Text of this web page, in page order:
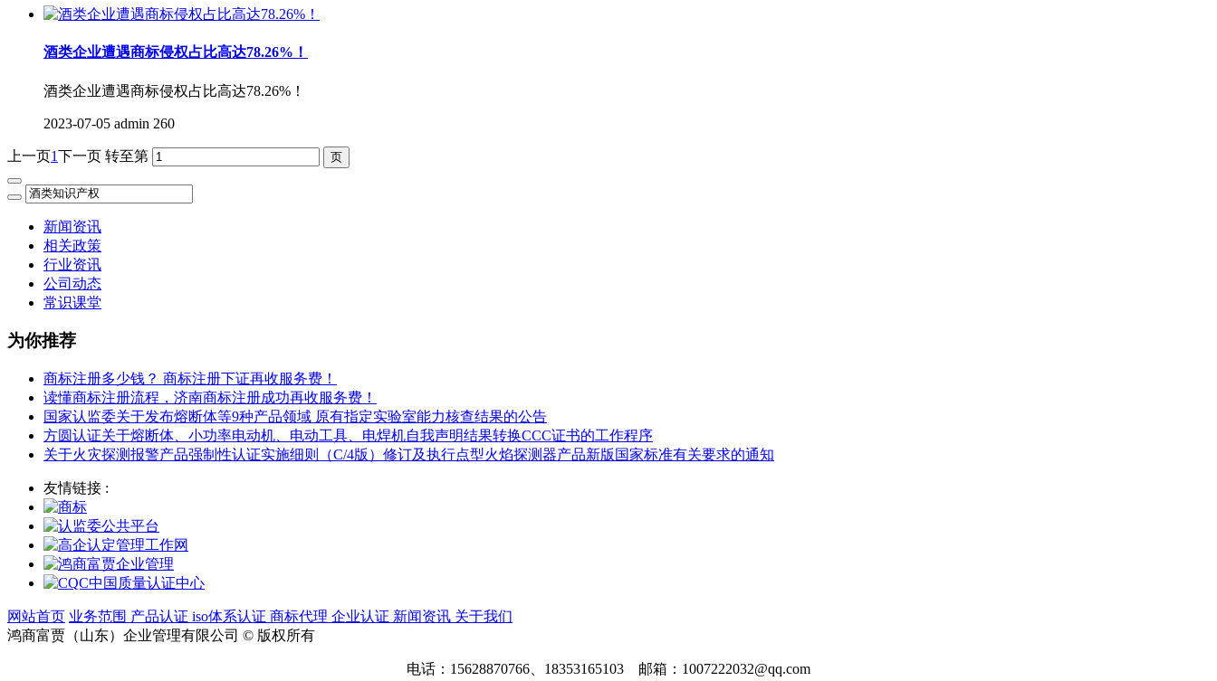
酒类企业遭遇商标侵权占比高达78.26%！
酒类企业遭遇商标侵权占比高达78.26%！
2023-07-05 admin 260
上一页1下一页 转至第
新闻资讯
相关政策
行业资讯
公司动态
常识课堂
为你推荐
商标注册多少钱？ 商标注册下证再收服务费！
读懂商标注册流程，济南商标注册成功再收服务费！
国家认监委关于发布熔断体等9种产品领域 原有指定实验室能力核查结果的公告
方圆认证关于熔断体、小功率电动机、电动工具、电焊机自我声明结果转换CCC证书的工作程序
关于火灾探测报警产品强制性认证实施细则（C/4版）修订及执行点型火焰探测器产品新版国家标准有关要求的通知
友情链接 :
网站首页 业务范围 产品认证 iso体系认证 商标代理 企业认证 新闻资讯 关于我们
鸿商富贾（山东）企业管理有限公司 © 版权所有
电话：15628870766、18353165103 邮箱：1007222032@qq.com